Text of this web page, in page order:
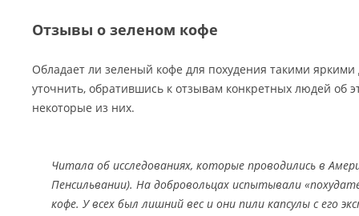
Отзывы о зеленом кофе
Обладает ли зеленый кофе для похудения такими
уточнить, обратившись к отзывам конкретных людей об
некоторые из них.
Читала об исследованиях, которые проводились в
Пенсильвании). На добровольцах испытывали
кофе. У всех был лишний вес и они пили капсулы с его